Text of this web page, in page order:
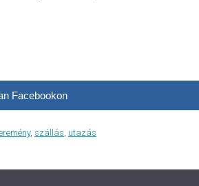
Facebookon
, szállás, utazás